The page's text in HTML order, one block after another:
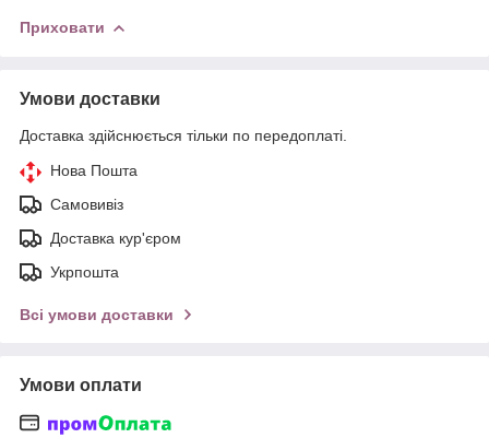
Приховати
Умови доставки
Доставка здійснюється тільки по передоплаті.
Нова Пошта
Самовивіз
Доставка кур'єром
Укрпошта
Всі умови доставки
Умови оплати